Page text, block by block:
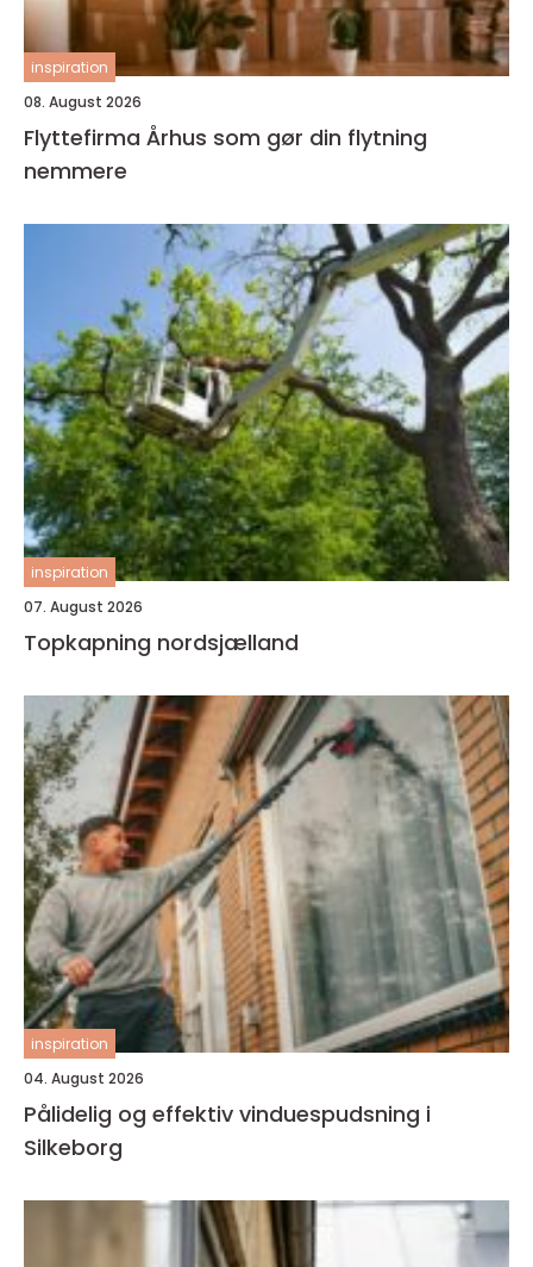
inspiration
08. August 2026
Flyttefirma Århus som gør din flytning
nemmere
inspiration
07. August 2026
Topkapning nordsjælland
inspiration
04. August 2026
Pålidelig og effektiv vinduespudsning i
Silkeborg